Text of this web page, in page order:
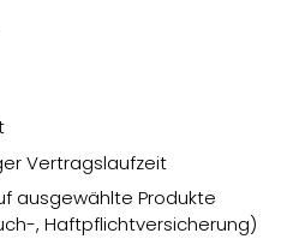
Vertragslaufzeit
ausgewählte Produkte
, Haftpflichtversicherung)